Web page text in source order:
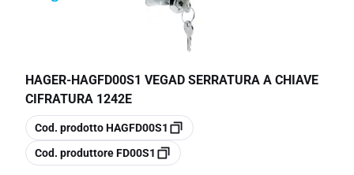
HAGER-HAGFD00S1 VEGAD SERRATURA A CHIAVE
CIFRATURA 1242E
copia
Cod. prodottoHAGFD00S1
copia
Cod. produttoreFD00S1